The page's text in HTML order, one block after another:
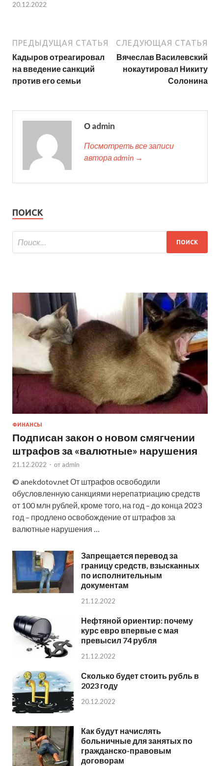
20.12.2022
ПРЕДЫДУЩАЯ СТАТЬЯ
Кадыров отреагировал
на введение санкций
против его семьи
СЛЕДУЮЩАЯ СТАТЬЯ
Вячеслав Василевский
нокаутировал Никиту
Солонина
О admin
Посмотреть все записи
автора admin →
ПОИСК
ФИНАНСЫ
Подписан закон о новом смягчении
штрафов за «валютные» нарушения
21.12.2022 - от admin
© anekdotov.net От штрафов освободили
обусловленную санкциями нерепатриацию средств
от 100 млн рублей, кроме того, на год – до конца 2023
год – продлено освобождение от штрафов за
валютные нарушения …
Запрещается перевод за
границу средств, взысканных
по исполнительным
документам
21.12.2022
Нефтяной ориентир: почему
курс евро впервые с мая
превысил 74 рубля
21.12.2022
Сколько будет стоить рубль в
2023 году
20.12.2022
Как будут начислять
больничные для занятых по
гражданско-правовым
договорам